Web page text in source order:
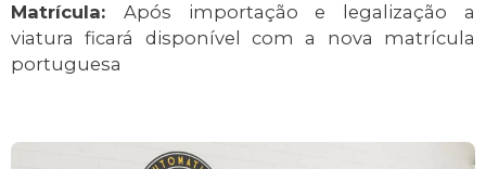
Matrícula: Após importação e legalização a
viatura ficará disponível com a nova matrícula
portuguesa